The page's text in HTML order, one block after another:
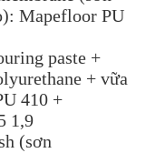
Mapefloor PU
paste +
+ vữa
410 +
1,9
(sơn